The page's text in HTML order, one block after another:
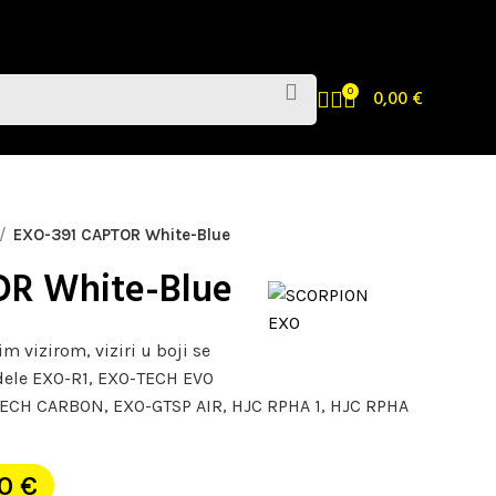
0 0,00€
EXO-391 CAPTOR White-Blue
White-Blue
vizirom, viziri u boji se
EXO-R1, EXO-TECH EVO
CARBON, EXO-GTSP AIR, HJC RPHA 1, HJC RPHA
€